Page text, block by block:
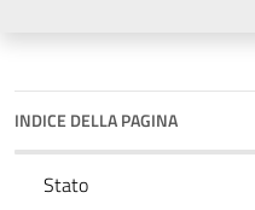
INDICE DELLA PAGINA
Stato